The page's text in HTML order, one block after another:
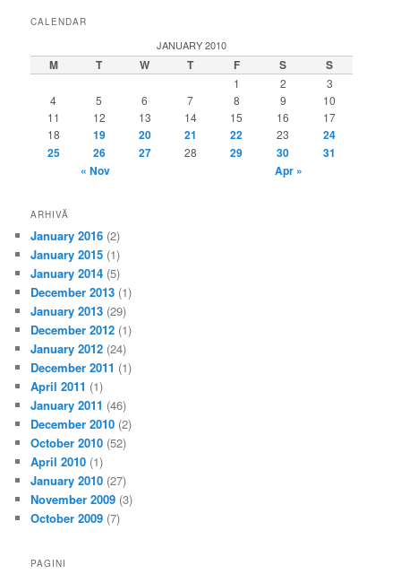
CALENDAR
JANUARY 2010
M T W T F S S
1 2
3
4
5 6 7 8 9
10
11
12 13 14 15 16
17
18
19 20 21 22 23
24
25
26 27 28 29 30
31
« Nov
Apr »
ARHIVĂ
January 2016 (2)
January 2015 (1)
January 2014 (5)
December 2013 (1)
January 2013 (29)
December 2012 (1)
January 2012 (24)
December 2011 (1)
April 2011 (1)
January 2011 (46)
December 2010 (2)
October 2010 (52)
April 2010 (1)
January 2010 (27)
November 2009 (3)
October 2009 (7)
PAGINI